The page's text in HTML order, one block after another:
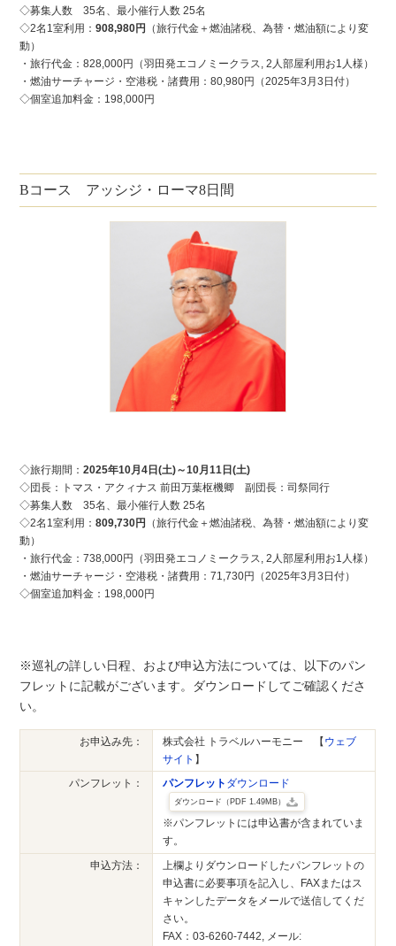
◇募集人数 35名、最小催行人数 25名
◇2名1室利用：908,980円 （旅行代金＋燃油諸税、為替・燃油額により変
動）
・旅行代金：828,000円（羽田発エコノミークラス, 2人部屋利用お1人様）
・燃油サーチャージ・空港税・諸費用：80,980円（2025年3月3日付）
◇個室追加料金：198,000円
Bコース アッシジ・ローマ8日間
◇旅行期間：2025年10月4日(土)～10月11日(土)
◇団長：トマス・アクィナス 前田万葉枢機卿 副団長：司祭同行
◇募集人数 35名、最小催行人数 25名
◇2名1室利用：809,730円 （旅行代金＋燃油諸税、為替・燃油額により変
動）
・旅行代金：738,000円（羽田発エコノミークラス, 2人部屋利用お1人様）
・燃油サーチャージ・空港税・諸費用：71,730円（2025年3月3日付）
◇個室追加料金：198,000円
※巡礼の詳しい日程、および申込方法については、以下のパン
フレットに記載がございます。ダウンロードしてご確認くださ
い。
お申込み先： 株式会社 トラベルハーモニー 【ウェブ
サイト 】
パンフレット：
パンフレット ダウンロード
ダウンロード（PDF 1.49MB）
※パンフレットには申込書が含まれていま
す。
申込方法：
上欄よりダウンロードしたパンフレットの
申込書に必要事項を記入し、FAXまたはス
キャンしたデータをメールで送信してくだ
さい。
FAX：03-6260-7442, メール: